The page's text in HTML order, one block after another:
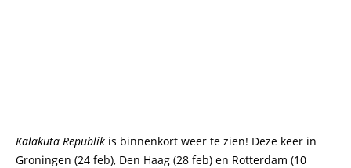
Kalakuta Republik is binnenkort weer te zien! Deze keer in
Groningen (24 feb), Den Haag (28 feb) en Rotterdam (10